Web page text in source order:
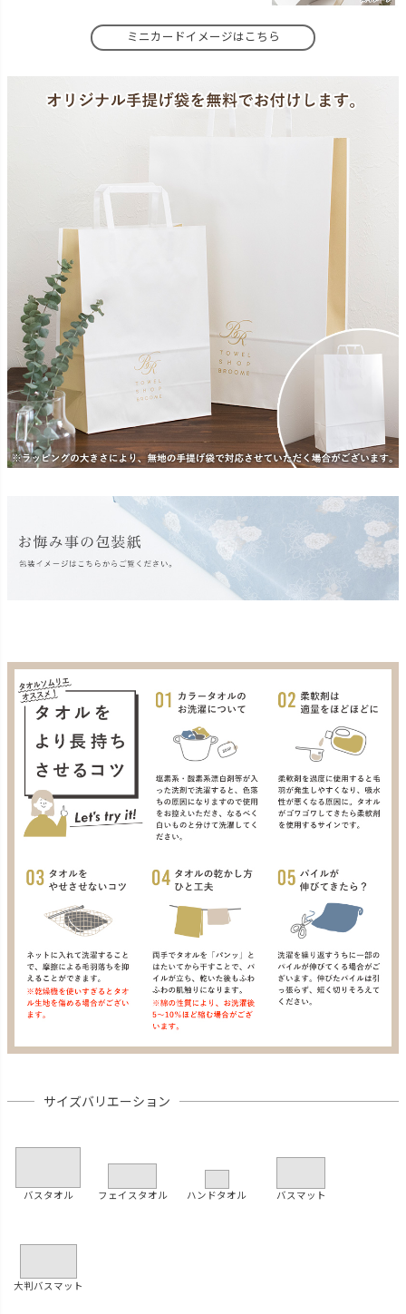
ミニカードイメージはこちら
サイズバリエーション
バスタオル フェイスタオル ハンドタオル バスマット
大判バスマット